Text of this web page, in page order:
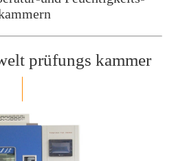
prüfungs kammer